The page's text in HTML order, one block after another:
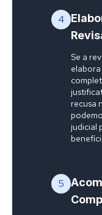
4
Se a
recusa
judicial
5